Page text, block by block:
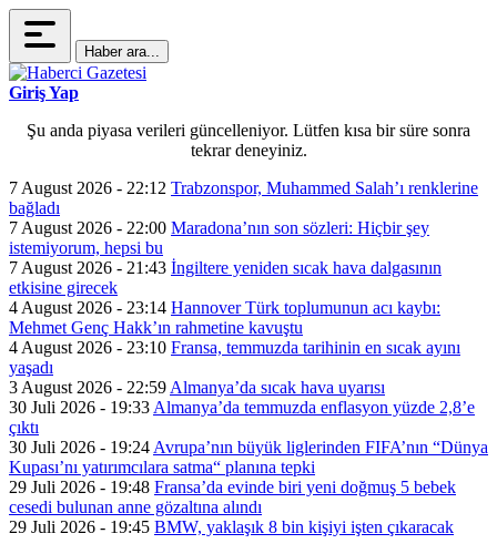
Haber ara...
Giriş Yap
Şu anda piyasa verileri güncelleniyor. Lütfen kısa bir süre sonra
tekrar deneyiniz.
7 August 2026 - 22:12 Trabzonspor, Muhammed Salah’ı renklerine
bağladı
7 August 2026 - 22:00 Maradona’nın son sözleri: Hiçbir şey
istemiyorum, hepsi bu
7 August 2026 - 21:43 İngiltere yeniden sıcak hava dalgasının
etkisine girecek
4 August 2026 - 23:14 Hannover Türk toplumunun acı kaybı:
Mehmet Genç Hakk’ın rahmetine kavuştu
4 August 2026 - 23:10 Fransa, temmuzda tarihinin en sıcak ayını
yaşadı
3 August 2026 - 22:59 Almanya’da sıcak hava uyarısı
30 Juli 2026 - 19:33 Almanya’da temmuzda enflasyon yüzde 2,8’e
çıktı
30 Juli 2026 - 19:24 Avrupa’nın büyük liglerinden FIFA’nın “Dünya
Kupası’nı yatırımcılara satma“ planına tepki
29 Juli 2026 - 19:48 Fransa’da evinde biri yeni doğmuş 5 bebek
cesedi bulunan anne gözaltına alındı
29 Juli 2026 - 19:45 BMW, yaklaşık 8 bin kişiyi işten çıkaracak